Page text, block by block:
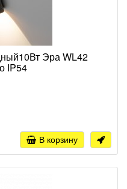
Эра WL42
IP54
В корзину